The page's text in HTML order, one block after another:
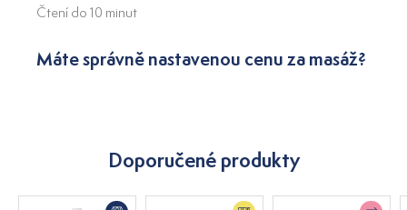
Čtení do 10 minut
Máte správně nastavenou cenu za masáž?
Doporučené produkty